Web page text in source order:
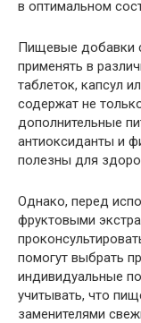
в оптимальном
Пищевые добавки
применять в
таблеток, капсул
содержат не
дополнительные
антиоксиданты и
полезны для
Однако, перед
фруктовыми
помогут выбрать
индивидуальные
учитывать, что
заменителями